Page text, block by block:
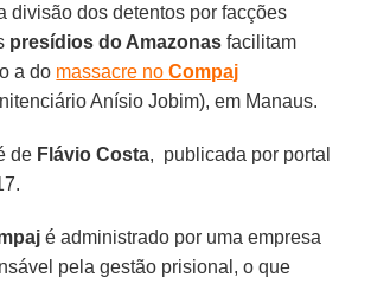
divisão dos detentos por facções
presídios do Amazonas facilitam
a do massacre noCompaj
Anísio Jobim), em Manaus.
de Flávio Costa, publicada por portal
é administrado por uma empresa
pela gestão prisional, o que